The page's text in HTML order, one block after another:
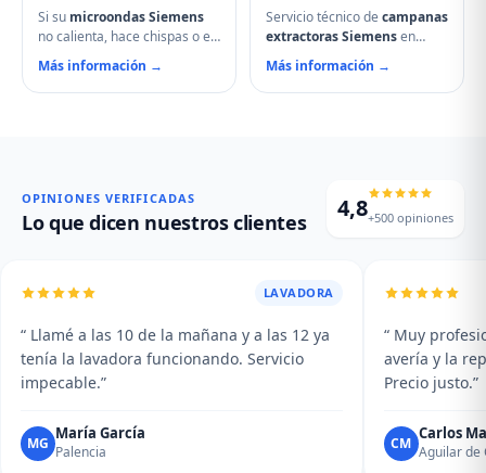
Si su microondas Siemens
no calienta, hace chispas o el
plato no gira, contacte con
nuestro servicio técnico en
Frómista. Reparamos
Más información →
Servicio técnico de campanas
extractoras Siemensen
Frómista. Reparamos
motores, problemas de
aspiración, filtros de carbón
profesional de su campana.
Más información →
OPINIONES VERIFICADAS
Lo que dicen nuestros clientes 4,8+500 opiniones
LAVADORA
“ Llamé a las 10 de la mañana y a las 12 ya
tenía la lavadora funcionando. Servicio
impecable.”
MG
María García
Palencia
“ Muy
avería y la
Precio justo.”
CM
Carlos
Aguilar de